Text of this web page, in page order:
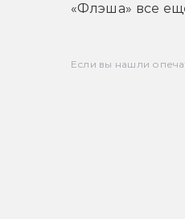
«Флэша» все
Если вы нашли